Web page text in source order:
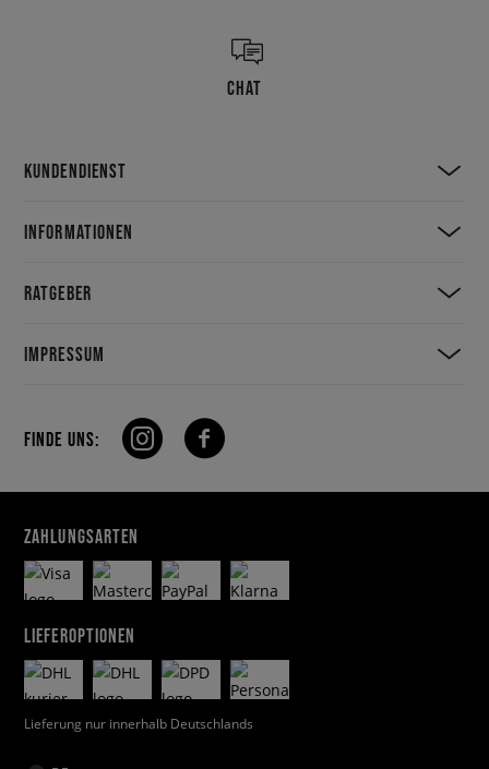
CHAT
KUNDENDIENST
INFORMATIONEN
RATGEBER
IMPRESSUM
FINDE UNS:
ZAHLUNGSARTEN
LIEFEROPTIONEN
Lieferung nur innerhalb Deutschlands